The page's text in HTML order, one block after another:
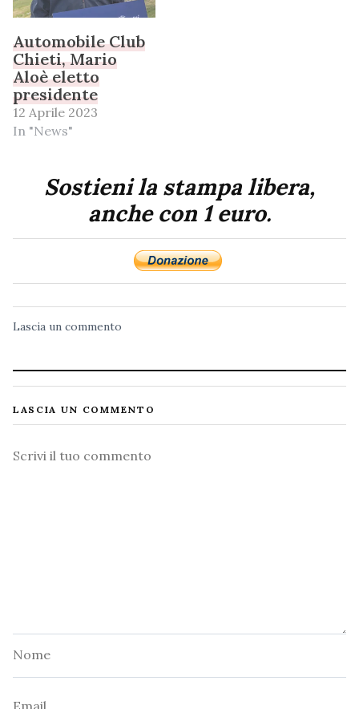
Automobile Club
Chieti, Mario
Aloè eletto
presidente
12 Aprile 2023
In "News"
Sostieni la stampa libera,
anche con 1 euro.
Lascia un commento
LASCIA UN COMMENTO
Commento